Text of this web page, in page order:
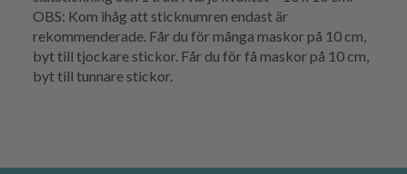
OBS: Kom ihåg att sticknumren endast är
rekommenderade. Får du för många maskor på 10 cm,
byt till tjockare stickor. Får du för få maskor på 10 cm,
byt till tunnare stickor.